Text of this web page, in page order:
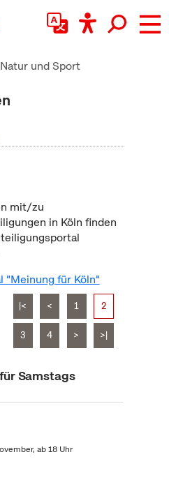
und Sport
mit/zu
in Köln finden
"Meinung für Köln"
|< < 1 2
3 4 > >|
Samstags
ab 18 Uhr